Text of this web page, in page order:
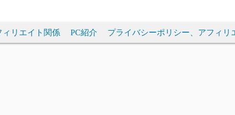
ィリエイト関係 PC紹介 プライバシーポリシー、アフィリ